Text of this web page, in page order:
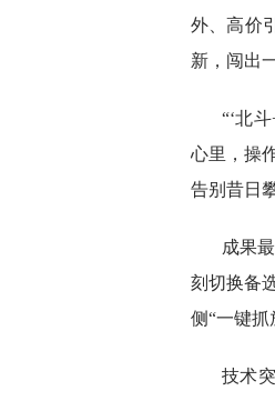
外、高价
新，闯出
“‘北
心里，操
告别昔日
成果
刻切换备
侧“一键抓
技术